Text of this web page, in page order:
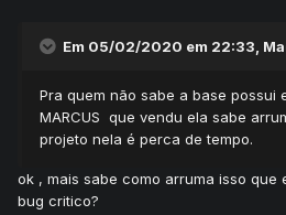
Em 05/02/2020 em 22:33,
Pra quem não sabe a base possui
MARCUS que vendu ela sabe
projeto nela é perca de tempo.
ok , mais sabe como arruma isso que
bug critico?